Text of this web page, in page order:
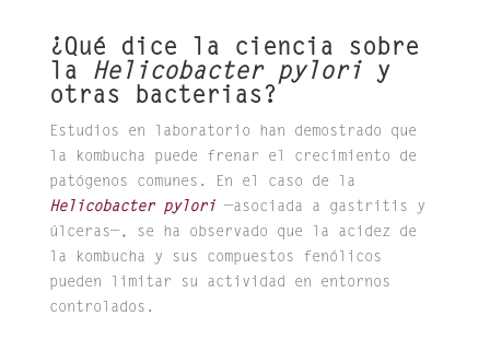
¿Qué dice la ciencia sobre
la
Helicobacter pylori y
otras bacterias?
Estudios en laboratorio han demostrado que
la kombucha puede frenar el crecimiento de
patógenos comunes. En el caso de la
Helicobacter pylori —asociada a gastritis y
úlceras—, se ha observado que la acidez de
la kombucha y sus compuestos fenólicos
pueden limitar su actividad en entornos
controlados.